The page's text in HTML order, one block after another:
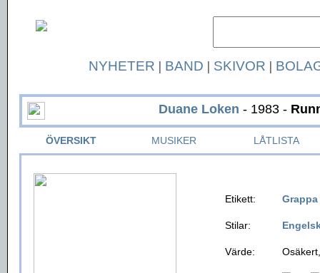
NYHETER | BAND | SKIVOR |
Duane Loken - 1983 -
ÖVERSIKT MUSIKER LÅTLISTA
Etikett: Grappa
Stilar:
Värde: